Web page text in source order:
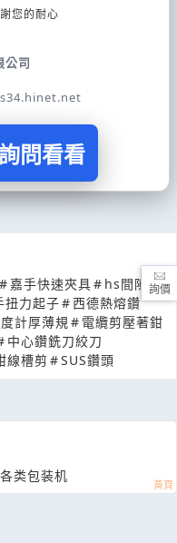
您的耐心
公司
問看看
# 嘉手快速夾具# hs間隙片
扭力起子#西德熱熔鑽
計厚薄規# 電纜剪壓著鉗
中心鑽銑刀絞刀
線槽剪 #SUS鑽頭
公司官网请至 WWW.YX-PACK.NET 各类包装机
詢價